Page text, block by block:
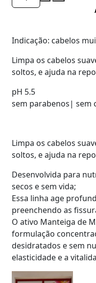
Indicação: cabelos
Limpa os cabelos
soltos, e ajuda na
pH 5.5
sem parabenos| sem
Limpa os cabelos
soltos, e ajuda na
Desenvolvida para
secos e sem vida;
Essa linha age
preenchendo as
O ativo Manteiga de
formulação
desidratados e sem
elasticidade e a